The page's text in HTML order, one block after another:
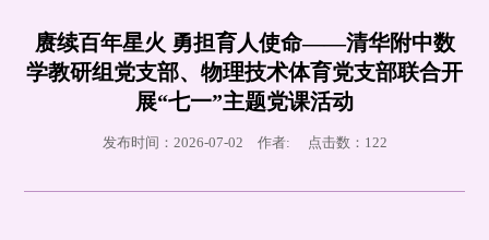
赓续百年星火 勇担育人使命——清华附中数
学教研组党支部、物理技术体育党支部联合开
展“七一”主题党课活动
发布时间：2026-07-02 作者: 点击数： 122